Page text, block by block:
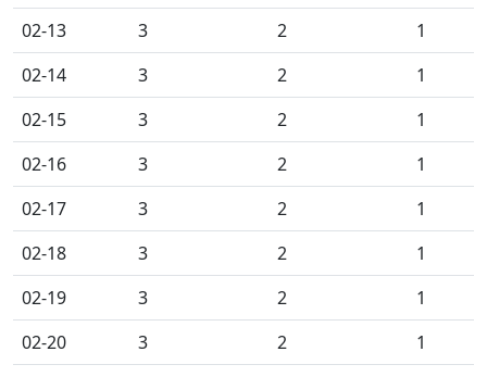
02-13
3 2
1
02-14
3 2
1
02-15
3 2
1
02-16
3 2
1
02-17
3 2
1
02-18
3 2
1
02-19
3 2
1
02-20
3 2
1